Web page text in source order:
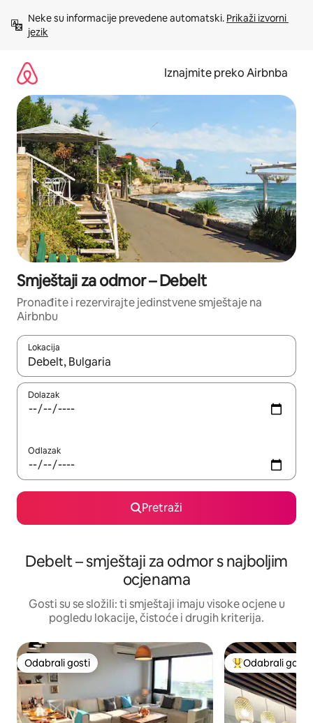
sadržaj
Neke su informacije prevedene automatski. Prikaži izvorni
jezik
Iznajmite preko Airbnba
Smještaji za odmor – Debelt
Pronađite i rezervirajte jedinstvene smještaje na
Airbnbu
Lokacija
Kada budu dostupni rezultati, moći ćete ih pregledati
Dolazak
Odlazak
Pretraži
Debelt – smještaji za odmor s najboljim
ocjenama
Gosti su se složili: ti smještaji imaju visoke ocjene u
pogledu lokacije, čistoće i drugih kriterija.
Odabrali gosti
Odabrali gosti Među najviše
Odabrali gosti